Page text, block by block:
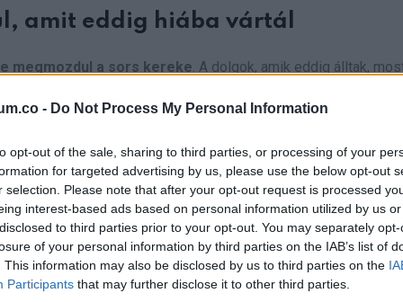
- Do Not Process My Personal Information
opt-out of the sale, sharing to third parties, or processing of your
for targeted advertising by us, please use the below opt-out
selection. Please note that after your opt-out request is processed
interest-based ads based on personal information utilized by us
to third parties prior to your opt-out. You may separately
of your personal information by third parties on the IAB’s list of
This information may also be disclosed by us to third parties on the
Participants that may further disclose it to other third parties.
amit eddig hiába vártál
megmozdul a sors kereke. A dolgok, amik eddig álltak,
fogható valósággá válik. Július 4–8. között egy fontos hír
megkönnyebbül, a tested fellélegzik.Az Univerzum most
az, aki épít, és ki az, aki csak visszatart. Júliusban minden
hangos, de állandó. Ez a hónap az ébredésed ideje – lassan,
év szerencse vár, ha kedvelés és a „sok szerencsét”
az eszed